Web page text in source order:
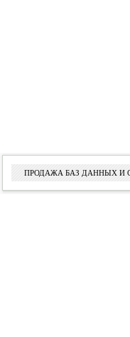
ПРОДАЖА БАЗ ДАННЫХ И